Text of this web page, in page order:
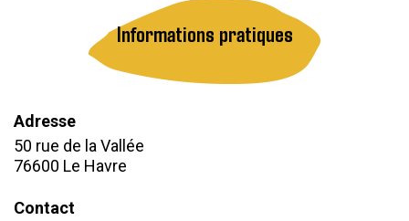
Informations pratiques
Adresse
50 rue de la Vallée
76600 Le Havre
Contact